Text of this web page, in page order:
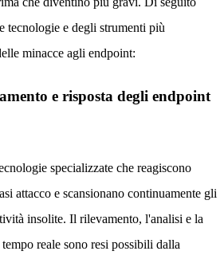
tecnologie e degli strumenti più
minacce agli endpoint:
e risposta degli endpoint
specializzate che reagiscono
attacco e scansionano continuamente gli
insolite. Il rilevamento, l'analisi e la
reale sono resi possibili dalla